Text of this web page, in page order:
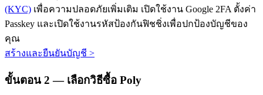
พันธมิตร Bitrue
(KYC) เพื่อความปลอดภัยเพิ่มเติม เปิดใช้งาน Google 2FA ตั้งค่า
Passkey และเปิดใช้งานรหัสป้องกันฟิชชิ่งเพื่อปกป้องบัญชีของ
คุณ
สร้างและยืนยันบัญชี >
ขั้นตอน 2 — เลือกวิธีซื้อ Poly